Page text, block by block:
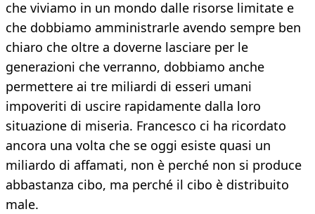
che viviamo in un mondo dalle risorse limitate e
che dobbiamo amministrarle avendo sempre ben
chiaro che oltre a doverne lasciare per le
generazioni che verranno, dobbiamo anche
permettere ai tre miliardi di esseri umani
impoveriti di uscire rapidamente dalla loro
situazione di miseria. Francesco ci ha ricordato
ancora una volta che se oggi esiste quasi un
miliardo di affamati, non è perché non si produce
abbastanza cibo, ma perché il cibo è distribuito
male.